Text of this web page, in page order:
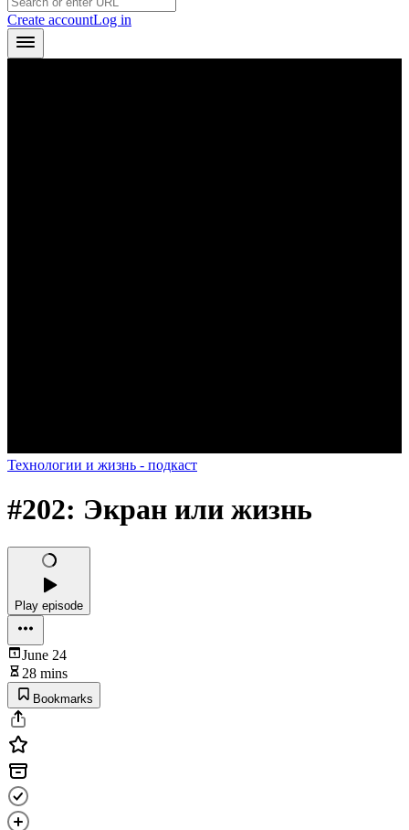
Create accountLog in
Технологии и жизнь - подкаст
#202: Экран или жизнь
Play episode
June 24
28 mins
Bookmarks